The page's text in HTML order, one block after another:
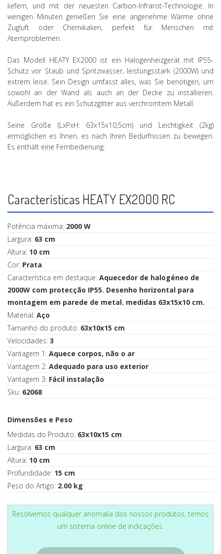
liefern, und mit der neuesten Carbon-Infrarot-Technologie. In
wenigen Minuten genießen Sie eine angenehme Wärme ohne
Zugluft oder Chemikalien, perfekt für Menschen mit
Atemproblemen.
Das Modell HEATY EX2000 ist ein Halogenheizgerät mit IP55-
Schutz vor Staub und Spritzwasser, leistungsstark (2000W) und
extrem leise. Sein Design umfasst alles, was Sie benötigen, um
sowohl an der Wand als auch an der Decke zu installieren.
Außerdem hat es ein Schutzgitter aus verchromtem Metall.
Seine Größe (LxPxH: 63x15x10,5cm) und Leichtigkeit (2kg)
ermöglichen es Ihnen, es nach Ihren Bedürfnissen zu bewegen.
Es enthält eine Fernbedienung.
Características HEATY EX2000 RC
Potência máxima: 2000 W
Largura: 63 cm
Altura: 10 cm
Cor: Prata
Característica em destaque: Aquecedor de halogéneo de
2000W com protecção IP55. Desenho horizontal para
montagem em parede de metal. medidas 63x15x10 cm.
Material: Aço
Tamanho do produto: 63x10x15 cm
Velocidades: 3
Vantagem 1: Aquece corpos, não o ar
Vantagem 2: Adequado para uso exterior
Vantagem 3: Fácil instalação
Sku: 62068
Dimensões e Peso
Medidas do Produto: 63x10x15 cm
Largura: 63 cm
Altura: 10 cm
Profundidade: 15 cm
Peso do Artigo: 2.00 kg
Resolvemos qualquer anomalia dos nossos produtos, temos
um sistema online de indicações.